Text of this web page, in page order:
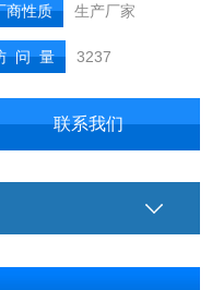
商性质 生产厂家
问 量 3237
联系我们